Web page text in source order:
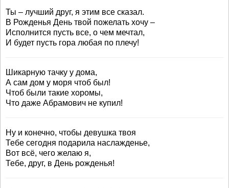
Ты – лучший друг, я этим все сказал.
В Рожденья День твой пожелать хочу –
Исполнится пусть все, о чем мечтал,
И будет пусть гора любая по плечу!
Шикарную тачку у дома,
А сам дом у моря чтоб был!
Чтоб были такие хоромы,
Что даже Абрамович не купил!
Ну и конечно, чтобы девушка твоя
Тебе сегодня подарила наслажденье,
Вот всё, чего желаю я,
Тебе, друг, в День рожденья!